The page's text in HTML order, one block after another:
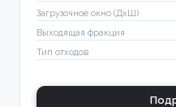
Загрузочное окно (ДхШ)
Выходящая фракция
Тип отходов